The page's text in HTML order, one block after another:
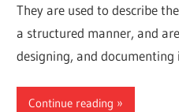
They are used to describe
a structured manner, and
designing, and
Continue reading